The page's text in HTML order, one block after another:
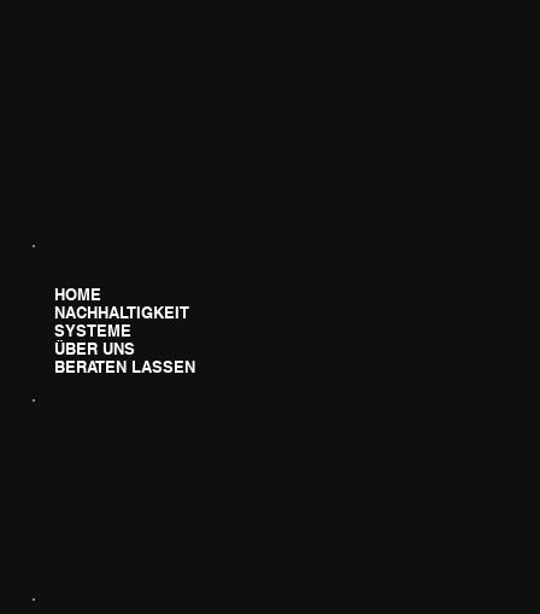
HOME
NACHHALTIGKEIT
SYSTEME
ÜBER UNS
BERATEN LASSEN